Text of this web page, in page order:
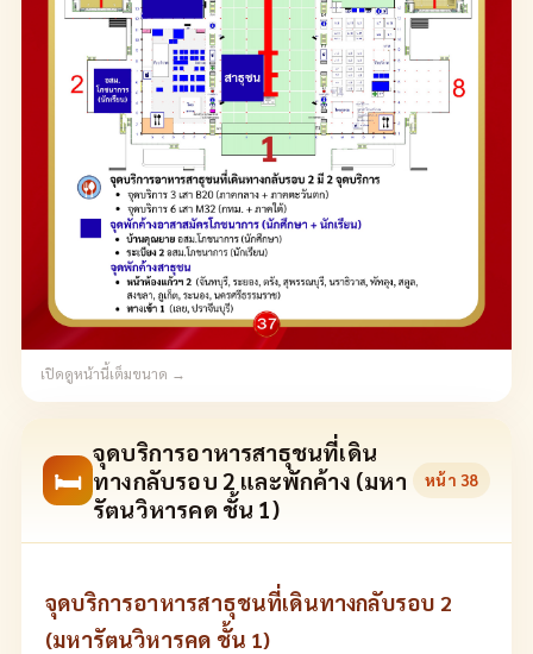
เปิดดูหน้านี้เต็มขนาด →
🛏
จุดบริการอาหารสาธุชนที่เดิน
ทางกลับรอบ 2 และพักค้าง (มหา
รัตนวิหารคด ชั้น 1)
หน้า 38
จุดบริการอาหารสาธุชนที่เดินทางกลับรอบ 2
(มหารัตนวิหารคด ชั้น 1)